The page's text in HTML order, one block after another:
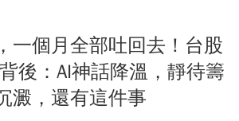
一個月全部吐回去！台股
後：AI神話降溫，靜待籌
澱，還有這件事